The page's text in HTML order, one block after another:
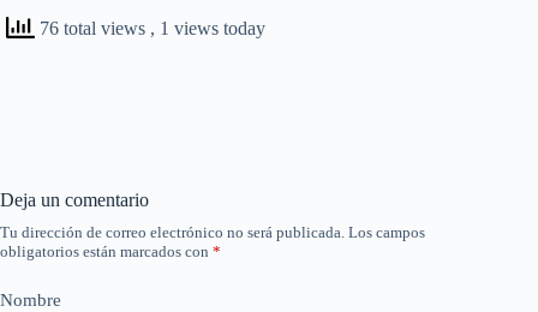
76 total views , 1 views today
Deja un comentario
Tu dirección de correo electrónico no será publicada. Los campos
obligatorios están marcados con *
Nombre